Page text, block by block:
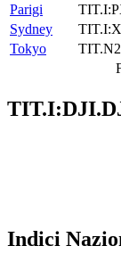
Parigi
Sydney
Tokyo
Indici